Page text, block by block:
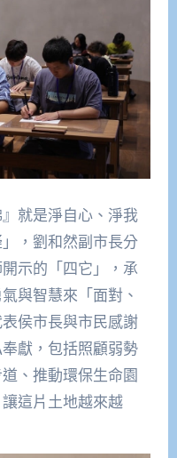
』就是淨自心、淨我
，劉和然副市長分
示的「四它」，承
與智慧來「面對、
侯市長與市民感謝
獻，包括照顧弱勢
、推動環保生命園
這片土地越來越